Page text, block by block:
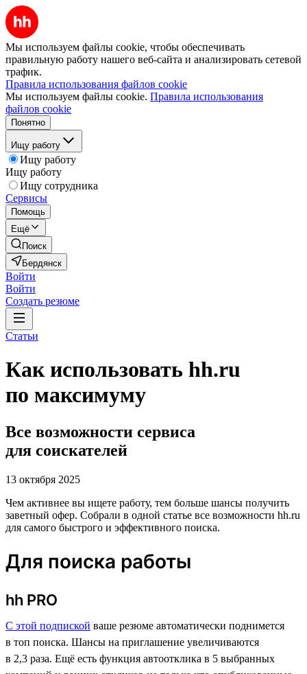
Мы используем файлы cookie, чтобы обеспечивать
правильную работу нашего веб-сайта и анализировать сетевой
трафик.
Правила использования файлов cookie
Мы используем файлы cookie. Правила использования
файлов cookie
Понятно
Ищу работу
Ищу работу
Ищу работу
Ищу сотрудника
Сервисы
Помощь
Ещё
Поиск
Бердянск
Войти
Войти
Создать резюме
Статьи
Как использовать hh.ru
по максимуму
Все возможности сервиса
для соискателей
13 октября 2025
Чем активнее вы ищете работу, тем больше шансы получить
заветный офер. Собрали в одной статье все возможности hh.ru
для самого быстрого и эффективного поиска.
Для поиска работы
hh PRO
С этой подпиской ваше резюме автоматически поднимется
в топ поиска. Шансы на приглашение увеличиваются
в 2,3 раза. Ещё есть функция автоотклика в 5 выбранных